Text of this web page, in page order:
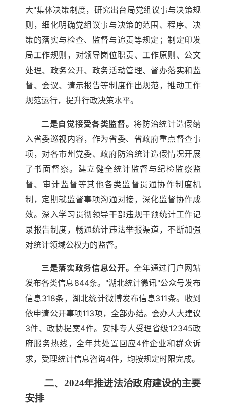
大"集体决策制度，研究出台局党组议事与决策规
则，细化明确党组议事与决策的范围、程序、决
策的落实与检查、监督与追责等规定；制定印发
局工作规则，对领导岗位职责、工作原则、公文
处理、政务公开、政务活动管理、督办落实和监
督、会议、请示报告等制度作出规范，推动工作
规范运行，提升行政决策水平。
二是自觉接受各类监督。将防治统计造假纳
入省委巡视内容，作为省委、省政府重点督查事
项，对各市州党委、政府防治统计造假情况开展
了书面督察。建立健全统计监督与纪检监察监
督、审计监督等其他各类监督贯通协作制度机
制，定期就监督事项沟通对接，深化监督协作成
效。深入学习贯彻领导干部违规干预统计工作记
录报告制度，畅通统计违法举报渠道，不断加强
对统计领域公权力的监督。
三是落实政务信息公开。全年通过门户网站
发布各类信息844条。"湖北统计微讯"公众号发布
信息318条，湖北统计微博发布信息311条。收到
依申请公开事项113项，全部办结。会办人大建议
3件、政协提案4件。安排专人受理省级12345政
府服务热线，全年共处置回应4件企业和群众诉
求，受理统计信息咨询4件，均按规定时限完成。
二、2024年推进法治政府建设的主要
安排